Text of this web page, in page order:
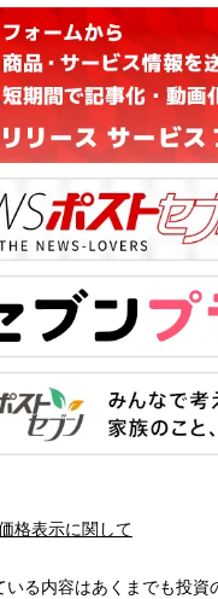
格表示に関して
いる内容はあくまでも投資